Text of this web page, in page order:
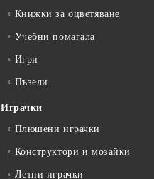
Книжки за оцветяване
Учебни помагала
Игри
Пъзели
Играчки
Плюшени играчки
Конструктори и мозайки
Летни играчки